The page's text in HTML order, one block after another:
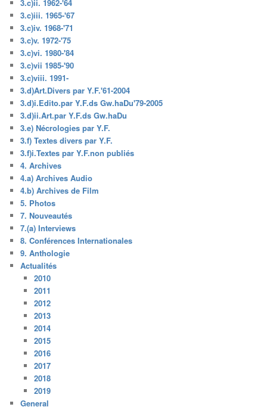
3.c)ii. 1962-'64
3.c)iii. 1965-'67
3.c)iv. 1968-'71
3.c)v. 1972-'75
3.c)vi. 1980-'84
3.c)vii 1985-'90
3.c)viii. 1991-
3.d)Art.Divers par Y.F.'61-2004
3.d)i.Edito.par Y.F.ds Gw.haDu'79-2005
3.d)ii.Art.par Y.F.ds Gw.haDu
3.e) Nécrologies par Y.F.
3.f) Textes divers par Y.F.
3.f)i.Textes par Y.F.non publiés
4. Archives
4.a) Archives Audio
4.b) Archives de Film
5. Photos
7. Nouveautés
7.(a) Interviews
8. Conférences Internationales
9. Anthologie
Actualités
2010
2011
2012
2013
2014
2015
2016
2017
2018
2019
General